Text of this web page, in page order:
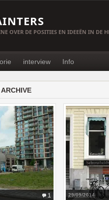
OVER DE POSITIES EN IDEEËN IN DE
interview Info
1 29/09/2014